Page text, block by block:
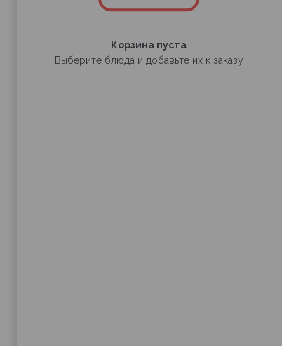
Корзина пуста
Выберите блюда и добавьте их к заказу